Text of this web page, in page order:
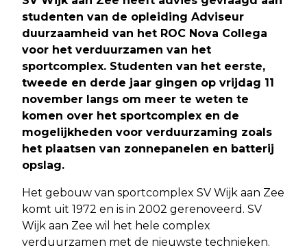
studenten van de opleiding Adviseur
duurzaamheid van het ROC Nova Collega
voor het verduurzamen van het
sportcomplex. Studenten van het eerste,
tweede en derde jaar gingen op vrijdag 11
november langs om meer te weten te
komen over het sportcomplex en de
mogelijkheden voor verduurzaming zoals
het plaatsen van zonnepanelen en batterij
opslag.
Het gebouw van sportcomplex SV Wijk aan Zee
komt uit 1972 en is in 2002 gerenoveerd. SV
Wijk aan Zee wil het hele complex
verduurzamen met de nieuwste technieken.